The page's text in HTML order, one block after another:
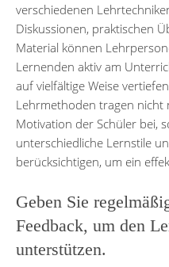
verschiedenen
Diskussionen, praktischen
Material können
Lernenden aktiv am
auf vielfältige Weise
Lehrmethoden tragen
Motivation der Schüler bei,
unterschiedliche Lernstile
berücksichtigen, um ein
Geben Sie
Feedback, um den
unterstützen.